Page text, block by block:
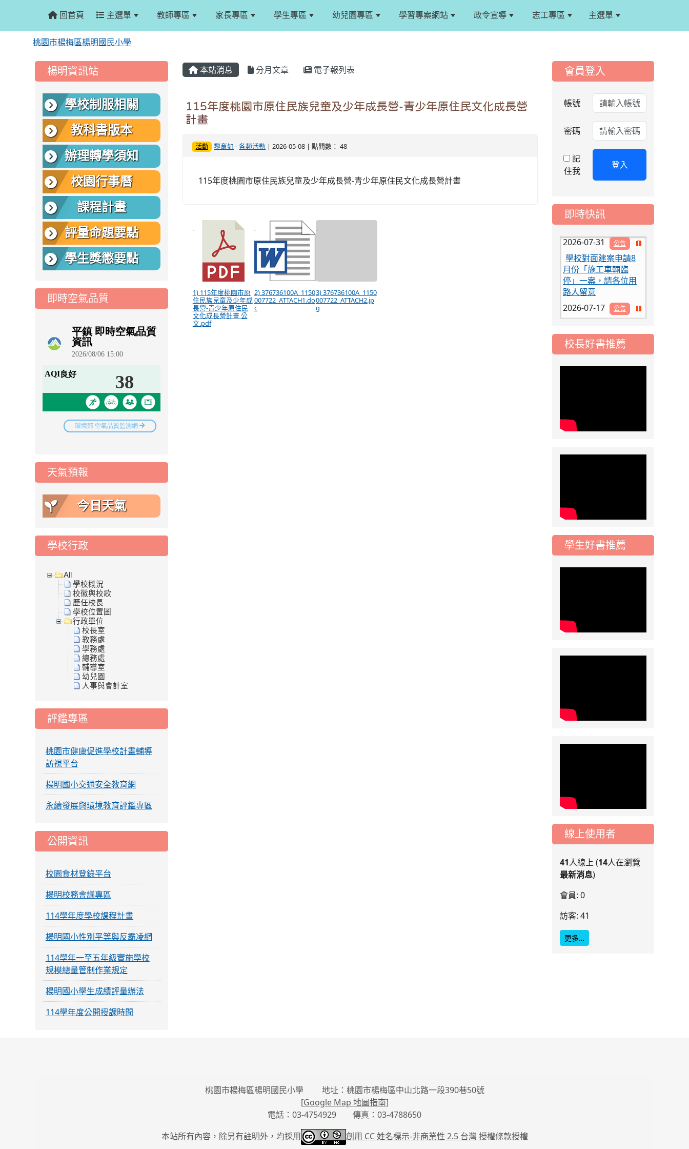
回首頁 主選單 教師專區 家長專區 學生專區 幼兒園專區 學習專案網站 政令宣導 志工專區 主選單
桃園市楊梅區楊明國民小學
本站消息 分月文章 電子報列表
115年度桃園市原住民族兒童及少年成長營-青少年原住民文化成長營
計畫
活動 黎育如 -各類活動 | 2026-05-08 | 點閱數： 48
115年度桃園市原住民族兒童及少年成長營-青少年原住民文化成長營計畫
1) 115年度桃園市原
住民族兒童及少年成
長營-青少年原住民
文化成長營計畫 公
文.pdf
2) 376736100A_1150
007722_ATTACH1.do
c
3) 376736100A_1150
007722_ATTACH2.jp
g
::: 楊明資訊站
學校制服相關
教科書版本
辦理轉學須知
校園行事曆
課程計畫
評量命題要點
學生獎懲要點
即時空氣品質
天氣預報
今日天氣
學校行政
All
學校概況
校徽與校歌
歷任校長
學校位置圖
行政單位
校長室
教務處
學務處
總務處
輔導室
幼兒園
人事與會計室
評鑑專區
桃園市健康促進學校計畫輔導
訪視平台
楊明國小交通安全教育網
永續發展與環境教育評鑑專區
公開資訊
校園食材登錄平台
楊明校務會議專區
114學年度學校課程計畫
楊明國小性別平等與反霸凌網
114學年一至五年級實施學校
規模總量管制作業規定
楊明國小學生成績評量辦法
114學年度公開授課時間
::: 會員登入
帳號
密碼
記
住我
登入
即時快訊
2026-08-06
公告
115年桃園市運動會國
小游泳比賽楊梅區代
2026-08-05
重要
115學年度課後照顧
服務班教師甄選簡章
2026-08-03
五年級常態編班結果
公告
學校對面建案申請8
月份「施工車輛臨
停」一案，請各位用
路人留意
2026-07-17
公告-115年桃園市運
動會國小游泳比賽楊
梅區代表選手 集訓及
比賽通知
115年桃園市運動會國
115學年度課後照顧
2026-07-31
學校對面建案申請8
月份「施工車輛臨
停」一案，請各位用
路人留意
2026-07-17
比賽通知
校長好書推薦
學生好書推薦
線上使用者
41人線上 (14人在瀏覽
最新消息)
會員: 0
訪客: 41
更多…
桃園市楊梅區楊明國民小學 地址：桃園市楊梅區中山北路一段390巷50號
[Google Map 地圖指南]
電話：03-4754929 傳真：03-4788650
本站所有內容，除另有註明外，均採用
創用 CC 姓名標示-非商業性 2.5 台灣 授權條款授權